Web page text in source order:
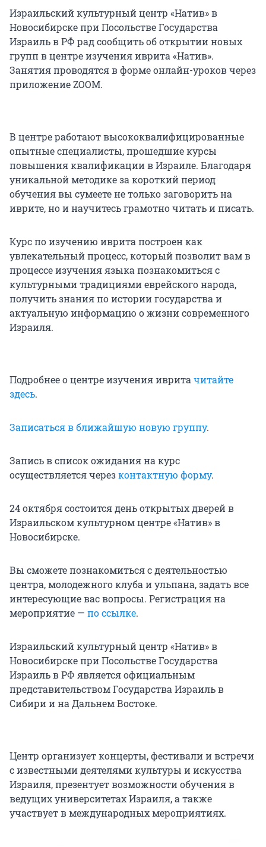
Израильский культурный центр «Натив» в
Новосибирске при Посольстве Государства
Израиль в РФ рад сообщить об открытии новых
групп в центре изучения иврита «Натив».
Занятия проводятся в форме онлайн-уроков через
приложение ZOOM.
В центре работают высококвалифицированные
опытные специалисты, прошедшие курсы
повышения квалификации в Израиле. Благодаря
уникальной методике за короткий период
обучения вы сумеете не только заговорить на
иврите, но и научитесь грамотно читать и писать.
Курс по изучению иврита построен как
увлекательный процесс, который позволит вам в
процессе изучения языка познакомиться с
культурными традициями еврейского народа,
получить знания по истории государства и
актуальную информацию о жизни современного
Израиля.
Подробнее о центре изучения ивритачитайте
здесь.
Записаться в ближайшую новую группу.
Запись в список ожидания на курс
осуществляется черезконтактную форму.
24 октября состоится день открытых дверей в
Израильском культурном центре «Натив» в
Новосибирске.
Вы сможете познакомиться с деятельностью
центра, молодежного клуба и ульпана, задать все
интересующие вас вопросы. Регистрация на
мероприятие — по ссылке.
Израильский культурный центр «Натив» в
Новосибирске при Посольстве Государства
Израиль в РФ является официальным
представительством Государства Израиль в
Сибири и на Дальнем Востоке.
Центр организует концерты, фестивали и встречи
с известными деятелями культуры и искусства
Израиля, презентует возможности обучения в
ведущих университетах Израиля, а также
участвует в международных мероприятиях.